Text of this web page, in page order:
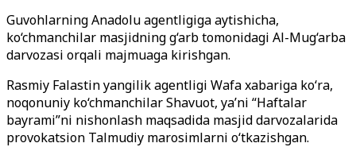
Guvohlarning Anadolu agentligiga aytishicha,
ko‘chmanchilar masjidning g‘arb tomonidagi Al-Mug‘arba
darvozasi orqali majmuaga kirishgan.
Rasmiy Falastin yangilik agentligi Wafa xabariga ko‘ra,
noqonuniy ko‘chmanchilar Shavuot, ya’ni “Haftalar
bayrami”ni nishonlash maqsadida masjid darvozalarida
provokatsion Talmudiy marosimlarni o‘tkazishgan.